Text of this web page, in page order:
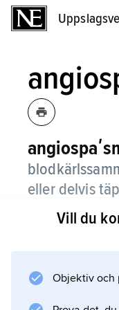
eller delvis
Praktiskt
ge upphov till
Vill du
Objektiv och